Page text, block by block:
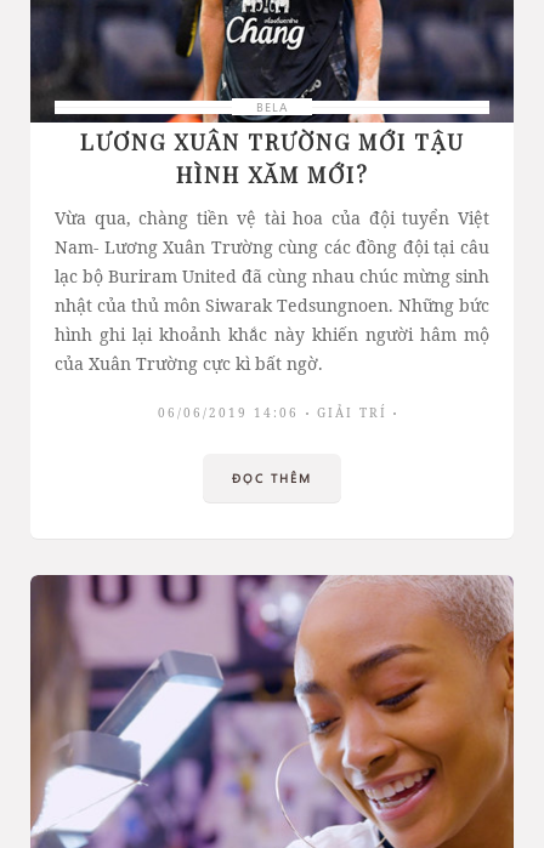
BELA
LƯƠNG XUÂN TRƯỜNG MỚI TẬU
HÌNH XĂM MỚI?
Vừa qua, chàng tiền vệ tài hoa của đội tuyển Việt
Nam- Lương Xuân Trường cùng các đồng đội tại câu
lạc bộ Buriram United đã cùng nhau chúc mừng sinh
nhật của thủ môn Siwarak Tedsungnoen. Những bức
hình ghi lại khoảnh khắc này khiến người hâm mộ
của Xuân Trường cực kì bất ngờ.
06/06/2019 14:06 GIẢI TRÍ
ĐỌC THÊM